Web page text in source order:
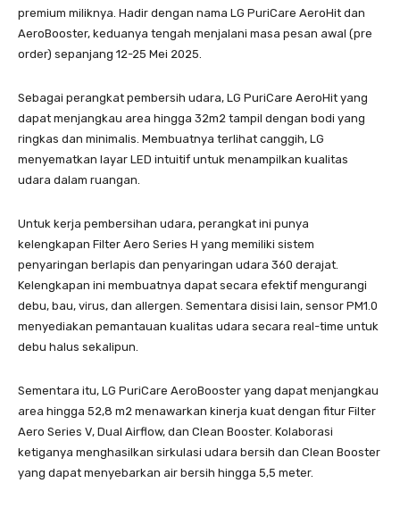
premium miliknya. Hadir dengan nama LG PuriCare AeroHit dan
AeroBooster, keduanya tengah menjalani masa pesan awal (pre
order) sepanjang 12-25 Mei 2025.
Sebagai perangkat pembersih udara, LG PuriCare AeroHit yang
dapat menjangkau area hingga 32m2 tampil dengan bodi yang
ringkas dan minimalis. Membuatnya terlihat canggih, LG
menyematkan layar LED intuitif untuk menampilkan kualitas
udara dalam ruangan.
Untuk kerja pembersihan udara, perangkat ini punya
kelengkapan Filter Aero Series H yang memiliki sistem
penyaringan berlapis dan penyaringan udara 360 derajat.
Kelengkapan ini membuatnya dapat secara efektif mengurangi
debu, bau, virus, dan allergen. Sementara disisi lain, sensor PM1.0
menyediakan pemantauan kualitas udara secara real-time untuk
debu halus sekalipun.
Sementara itu, LG PuriCare AeroBooster yang dapat menjangkau
area hingga 52,8 m2 menawarkan kinerja kuat dengan fitur Filter
Aero Series V, Dual Airflow, dan Clean Booster. Kolaborasi
ketiganya menghasilkan sirkulasi udara bersih dan Clean Booster
yang dapat menyebarkan air bersih hingga 5,5 meter.